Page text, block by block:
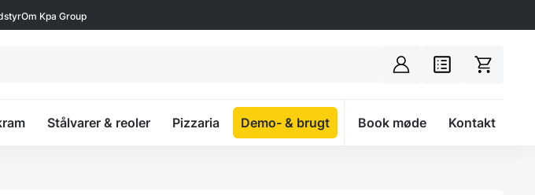
Om Kpa Group
Stålvarer & reoler Pizzaria Demo- & brugt Spacer
Book møde Kontakt